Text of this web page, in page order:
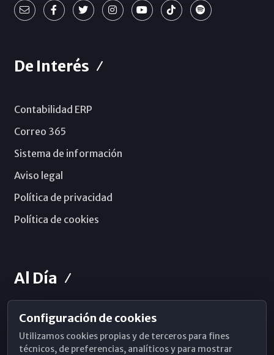
De Interés
Contabilidad ERP
Correo 365
Sistema de información
Aviso legal
Política de privacidad
Política de cookies
Al Día
Horarios de Misa
Hemeroteca
Configuración de cookies
Utilizamos cookies propias y de terceros para fines
técnicos, de preferencias, analíticos y para mostrar